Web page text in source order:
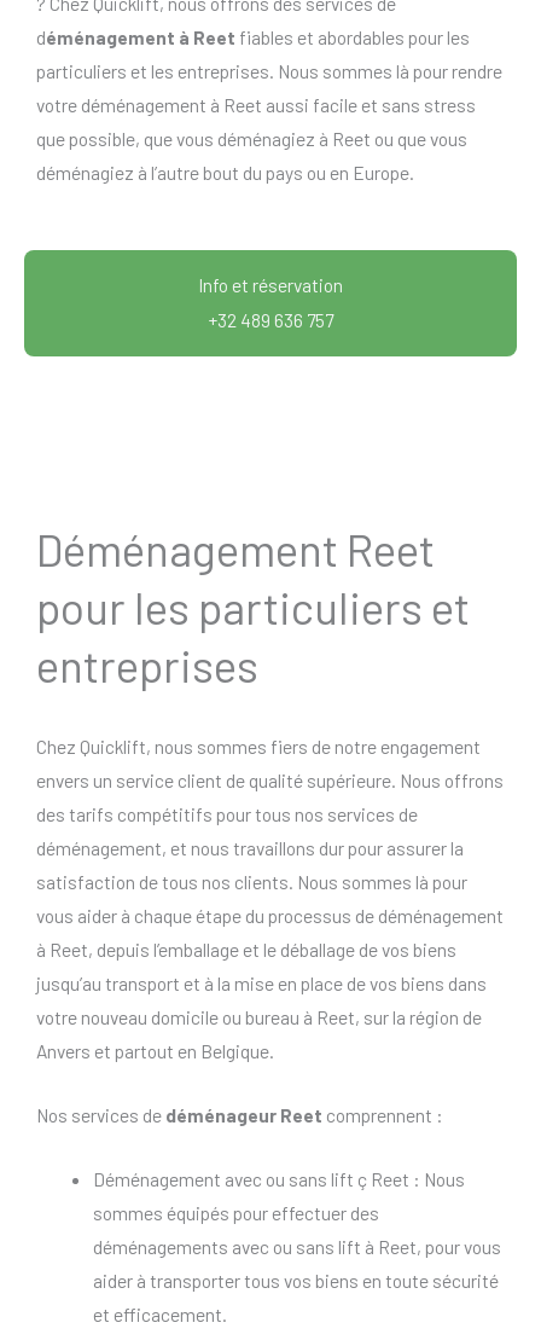
déménagement à Reet fiables et abordables pour les
particuliers et les entreprises. Nous sommes là pour rendre
votre déménagement à Reet aussi facile et sans stress
que possible, que vous déménagiez à Reet ou que vous
déménagiez à l’autre bout du pays ou en Europe.
Info et réservation
+32 489 636 757
Déménagement Reet
pour les particuliers et
entreprises
Chez Quicklift, nous sommes fiers de notre engagement
envers un service client de qualité supérieure. Nous offrons
des tarifs compétitifs pour tous nos services de
déménagement, et nous travaillons dur pour assurer la
satisfaction de tous nos clients. Nous sommes là pour
vous aider à chaque étape du processus de déménagement
à Reet, depuis l’emballage et le déballage de vos biens
jusqu’au transport et à la mise en place de vos biens dans
votre nouveau domicile ou bureau à Reet, sur la région de
Anvers et partout en Belgique.
Nos services de déménageur Reet comprennent :
Déménagement avec ou sans lift ç Reet : Nous
sommes équipés pour effectuer des
déménagements avec ou sans lift à Reet, pour vous
aider à transporter tous vos biens en toute sécurité
et efficacement.